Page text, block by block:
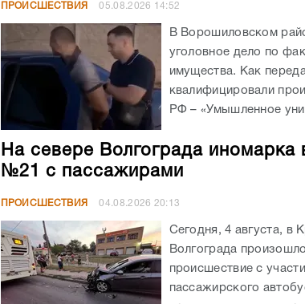
ПРОИСШЕСТВИЯ 05.08.2026 14:52
В Ворошиловском
уголовное дело по
имущества. Как
квалифицировали
РФ – «Умышленное
На севере Волгограда иномарка
№21 с пассажирами
ПРОИСШЕСТВИЯ 04.08.2026 20:13
Сегодня, 4 августа, в
Волгограда
происшествие с
пассажирского